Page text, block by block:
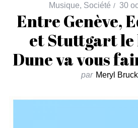
Musique, Société 30
Entre Genève,
et Stuttgart le
Dune va vous
par Meryl